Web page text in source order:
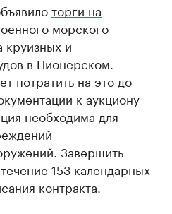
торги на
морского
круизных и
в Пионерском.
потратить на это до
к аукциону
необходима для
Завершить
153 календарных
контракта.